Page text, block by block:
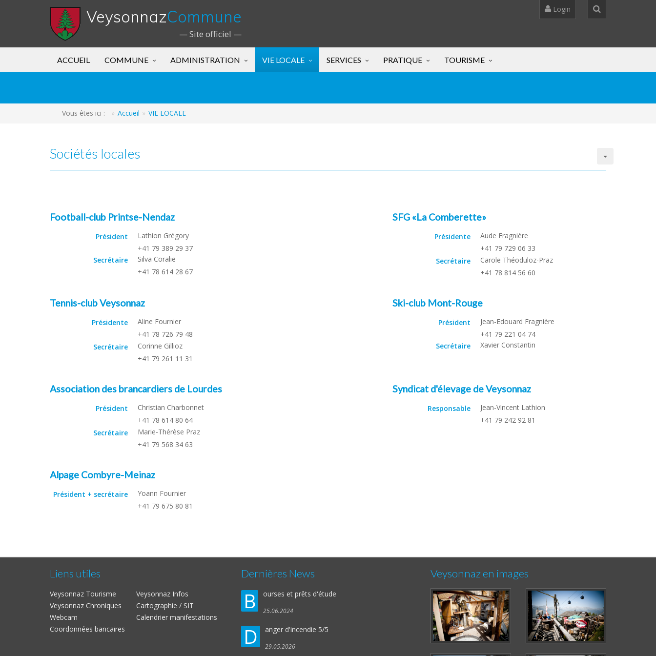
VeysonnazCommune
— Site officiel —
Login
ACCUEIL COMMUNE ADMINISTRATION VIE LOCALE SERVICES PRATIQUE TOURISME
Vous êtes ici : Accueil VIE LOCALE
Sociétés locales
Football-club Printse-Nendaz
Président
Lathion Grégory
+41 79 389 29 37
Secrétaire
Silva Coralie
+41 78 614 28 67
SFG «La Comberette»
Présidente
Aude Fragnière
+41 79 729 06 33
Secrétaire
Carole Théoduloz-Praz
+41 78 814 56 60
Tennis-club Veysonnaz
Présidente
Aline Fournier
+41 78 726 79 48
Secrétaire
Corinne Gillioz
+41 79 261 11 31
Ski-club Mont-Rouge
Président
Jean-Edouard Fragnière
+41 79 221 04 74
Secrétaire
Xavier Constantin
Association des brancardiers de Lourdes
Président
Christian Charbonnet
+41 78 614 80 64
Secrétaire
Marie-Thérèse Praz
+41 79 568 34 63
Syndicat d'élevage de Veysonnaz
Responsable
Jean-Vincent Lathion
+41 79 242 92 81
Alpage Combyre-Meinaz
Président + secrétaire
Yoann Fournier
+41 79 675 80 81
Liens utiles
Veysonnaz Tourisme
Veysonnaz Infos
Veysonnaz Chroniques
Cartographie / SIT
Webcam
Calendrier manifestations
Coordonnées bancaires
Dernières News
B ourses et prêts d'étude
25.06.2024
D anger d'incendie 5/5
29.05.2026
Veysonnaz en images